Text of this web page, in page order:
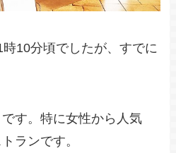
10分頃でしたが、すでに
す。特に女性から人気
ランです。